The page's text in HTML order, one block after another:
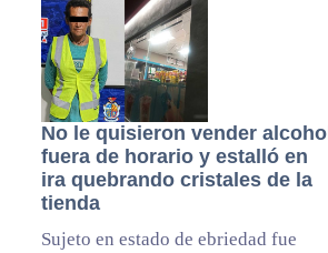
No le quisieron vender alcohol
fuera de horario y estalló en
ira quebrando cristales de la
tienda
Sujeto en estado de ebriedad fue